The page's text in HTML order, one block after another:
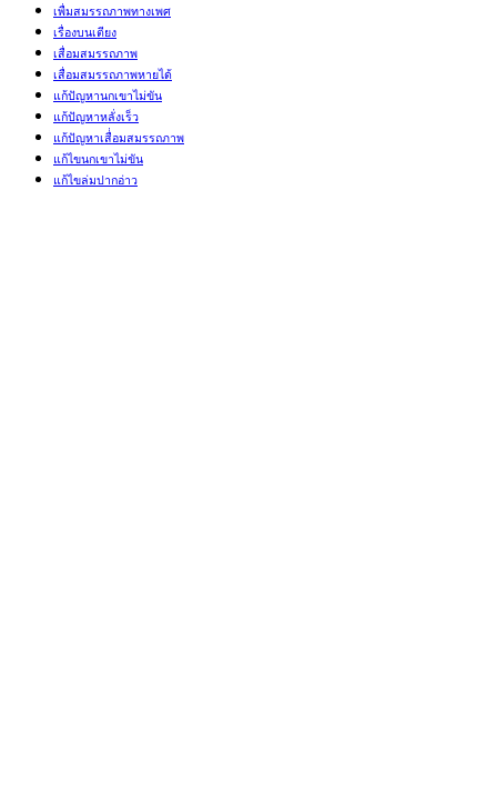
เพื่มสมรรถภาพทางเพศ
เรื่องบนเตียง
เสื่อมสมรรถภาพ
เสื่อมสมรรถภาพหายได้
แก้ปัญหานกเขาไม่ขัน
แก้ปัญหาหลั่งเร็ว
แก้ปัญหาเสื่่อมสมรรถภาพ
แก้ไขนกเขาไม่ขัน
แก้ไขล่มปากอ่าว